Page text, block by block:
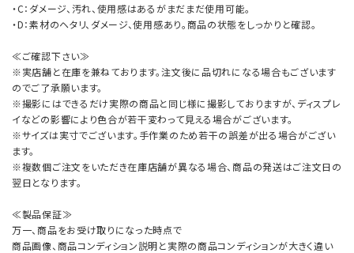
・C：ダメージ、汚れ、使用感はあるがまだまだ使用可能。
・D：素材のヘタリ、ダメージ、使用感あり。商品の状態をしっかりと確認。
≪ご確認下さい≫
※実店舗と在庫を兼ねております。注文後に品切れになる場合もございます
のでご了承願います。
※撮影にはできるだけ実際の商品と同じ様に撮影しておりますが、ディスプレ
イなどの影響により色合が若干変わって見える場合がございます。
※サイズは実寸でございます。手作業のため若干の誤差が出る場合がござい
ます。
※複数個ご注文をいただき在庫店舗が異なる場合、商品の発送はご注文日の
翌日となります。
≪製品保証≫
万一、商品をお受け取りになった時点で
商品画像、商品コンディション説明と実際の商品コンディションが大きく違い